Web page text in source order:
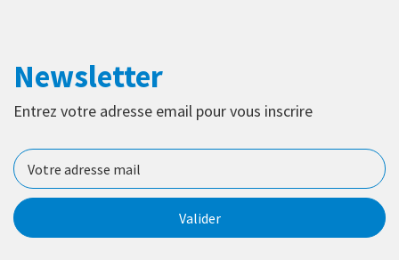
Newsletter
Entrez votre adresse email pour vous inscrire
Valider